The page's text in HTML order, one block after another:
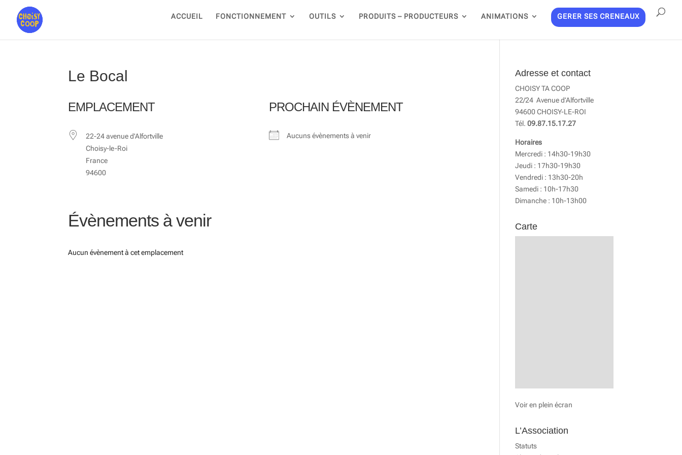
ACCUEIL FONCTIONNEMENT OUTILS PRODUITS – PRODUCTEURS ANIMATIONS GERER SES CRENEAUX
Le Bocal
EMPLACEMENT
22-24 avenue d'Alfortville
Choisy-le-Roi
France
94600
PROCHAIN ÉVÈNEMENT
Aucuns évènements à venir
Évènements à venir
Aucun évènement à cet emplacement
Adresse et contact
CHOISY TA COOP
22/24 Avenue d’Alfortville
94600 CHOISY-LE-ROI
Tél.09.87.15.17.27
Horaires
Mercredi : 14h30-19h30
Jeudi : 17h30-19h30
Vendredi : 13h30-20h
Samedi : 10h-17h30
Dimanche : 10h-13h00
Carte
Voir en plein écran
L’Association
Statuts